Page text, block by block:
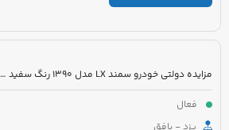
مزایده دولتی خودرو سمند LX مدل 1390 رنگ سفید روغنی
فعال